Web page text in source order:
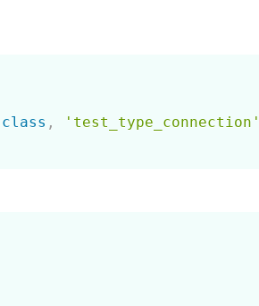
class , 'test_type_connection'